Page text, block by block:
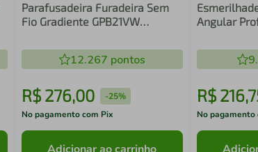
Parafusadeira Furadeira Sem
Fio Gradiente GPB21VW
12.267 pontos
R$276,00 -25%
No pagamento com Pix
Angular
115mm
R$ 216,
No pagamento